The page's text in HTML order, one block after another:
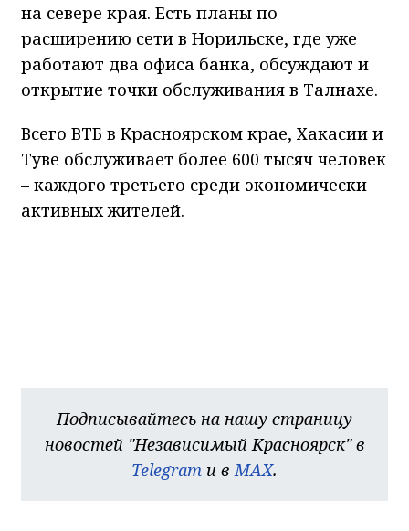
на севере края. Есть планы по
расширению сети в Норильске, где уже
работают два офиса банка, обсуждают и
открытие точки обслуживания в Талнахе.
Всего ВТБ в Красноярском крае, Хакасии и
Туве обслуживает более 600 тысяч человек
– каждого третьего среди экономически
активных жителей.
Подписывайтесь на нашу страницу
новостей "Независимый Красноярск" в
Telegram и в MAX.